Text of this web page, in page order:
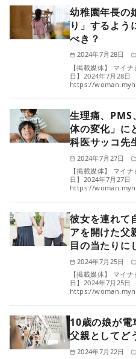
幼稚園年長の
り」するよう
べき？
2024年7月28日
【掲載媒体】 マイ
日】2024年7月28日
https://
生理痛、
体の変化」に
科医サッコ先
2024年7月27日
【掲載媒体】 マイ
日】2024年7月27日
https://
彼女を連れて
アを開けた父
目の当たりに
2024年7月25日
【掲載媒体】 マイ
日】2024年7月25日
https://
10歳の娘が電
父親としてど
2024年7月22日